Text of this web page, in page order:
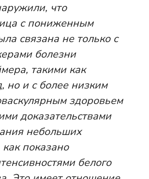
что
с пониженным
связана не только с
болезни
такими как
но и с более низким
здоровьем
доказательствами
небольших
как показано
белого